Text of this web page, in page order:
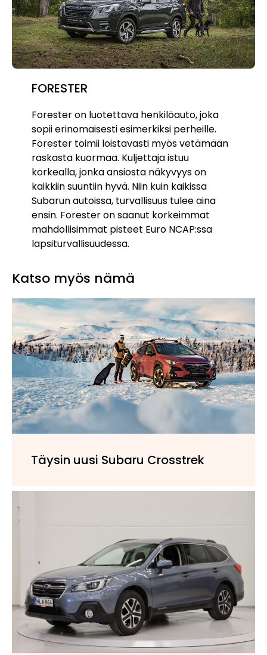
FORESTER
Forester on luotettava henkilöauto, joka
sopii erinomaisesti esimerkiksi perheille.
Forester toimii loistavasti myös vetämään
raskasta kuormaa. Kuljettaja istuu
korkealla, jonka ansiosta näkyvyys on
kaikkiin suuntiin hyvä. Niin kuin kaikissa
Subarun autoissa, turvallisuus tulee aina
ensin. Forester on saanut korkeimmat
mahdollisimmat pisteet Euro NCAP:ssa
lapsiturvallisuudessa.
Katso myös nämä
Täysin uusi Subaru Crosstrek